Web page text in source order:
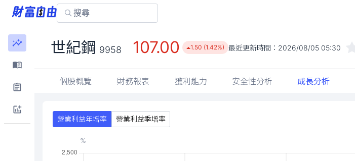
世紀鋼 9958 107.00 1.50 (1.42%) 最近更新時間： 2026/08/05 05:30
個股概覽 財務報表 獲利能力 安全性分析 成長分析
營業利益年增率 營業利益季增率